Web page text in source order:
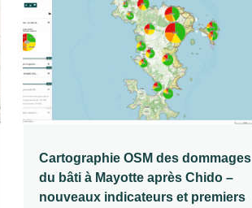
Cartographie OSM des dommages
du bâti à Mayotte après Chido –
nouveaux indicateurs et premiers